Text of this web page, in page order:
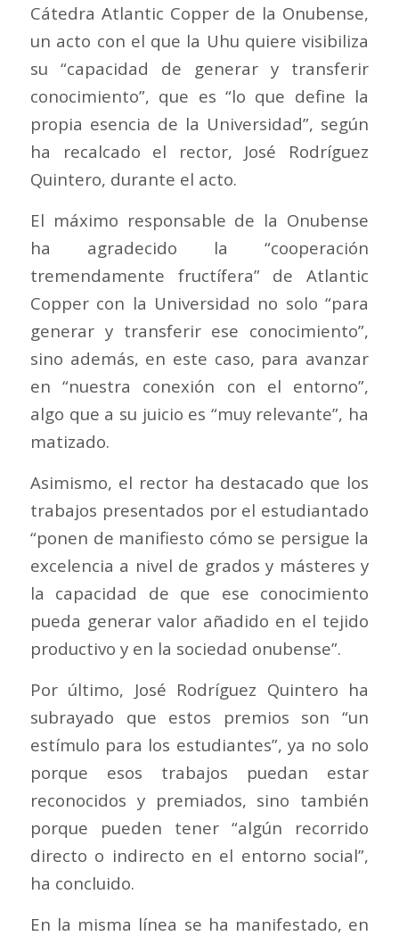
Cátedra Atlantic Copper de la Onubense,
un acto con el que la Uhu quiere visibiliza
su “capacidad de generar y transferir
conocimiento”, que es “lo que define la
propia esencia de la Universidad”, según
ha recalcado el rector, José Rodríguez
Quintero, durante el acto.
El máximo responsable de la Onubense
ha agradecido la “cooperación
tremendamente fructífera” de Atlantic
Copper con la Universidad no solo “para
generar y transferir ese conocimiento”,
sino además, en este caso, para avanzar
en “nuestra conexión con el entorno”,
algo que a su juicio es “muy relevante”, ha
matizado.
Asimismo, el rector ha destacado que los
trabajos presentados por el estudiantado
“ponen de manifiesto cómo se persigue la
excelencia a nivel de grados y másteres y
la capacidad de que ese conocimiento
pueda generar valor añadido en el tejido
productivo y en la sociedad onubense”.
Por último, José Rodríguez Quintero ha
subrayado que estos premios son “un
estímulo para los estudiantes”, ya no solo
porque esos trabajos puedan estar
reconocidos y premiados, sino también
porque pueden tener “algún recorrido
directo o indirecto en el entorno social”,
ha concluido.
En la misma línea se ha manifestado, en